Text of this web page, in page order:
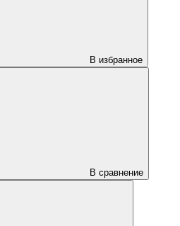
В избранное
В сравнение